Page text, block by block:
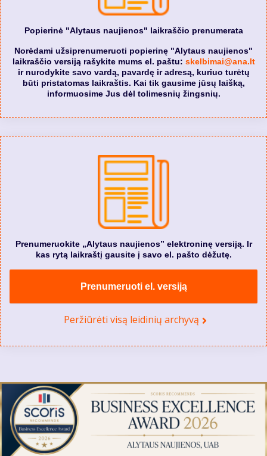
Popierinė "Alytaus naujienos" laikraščio prenumerata
Norėdami užsiprenumeruoti popierinę "Alytaus naujienos"
laikraščio versiją rašykite mums el. paštu: skelbimai@ana.lt
ir nurodykite savo vardą, pavardę ir adresą, kuriuo turėtų
būti pristatomas laikraštis. Kai tik gausime jūsų laišką,
informuosime Jus dėl tolimesnių žingsnių.
Prenumeruokite „Alytaus naujienos” elektroninę versiją. Ir
kas rytą laikraštį gausite į savo el. pašto dėžutę.
Prenumeruoti el. versiją
Peržiūrėti visą leidinių archyvą